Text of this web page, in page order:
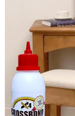
Cepat
Kering,